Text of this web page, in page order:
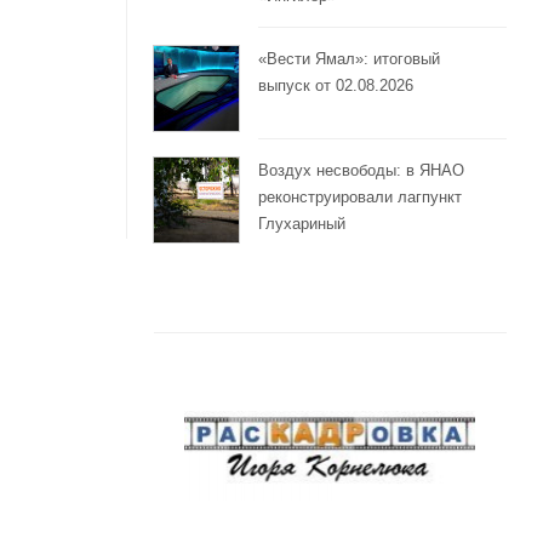
«Вести Ямал»: итоговый
выпуск от 02.08.2026
Воздух несвободы: в ЯНАО
реконструировали лагпункт
Глухариный